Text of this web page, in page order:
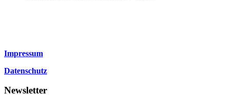
Impressum
Datenschutz
Newsletter